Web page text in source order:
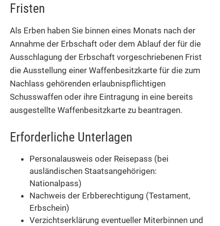
Fristen
Als Erben haben Sie binnen eines Monats nach der
Annahme der Erbschaft oder dem Ablauf der für die
Ausschlagung der Erbschaft vorgeschriebenen Frist
die Ausstellung einer Waffenbesitzkarte für die zum
Nachlass gehörenden erlaubnispflichtigen
Schusswaffen oder ihre Eintragung in eine bereits
ausgestellte Waffenbesitzkarte zu beantragen.
Erforderliche Unterlagen
Personalausweis oder Reisepass (bei
ausländischen Staatsangehörigen:
Nationalpass)
Nachweis der Erbberechtigung (Testament,
Erbschein)
Verzichtserklärung eventueller Miterbinnen und